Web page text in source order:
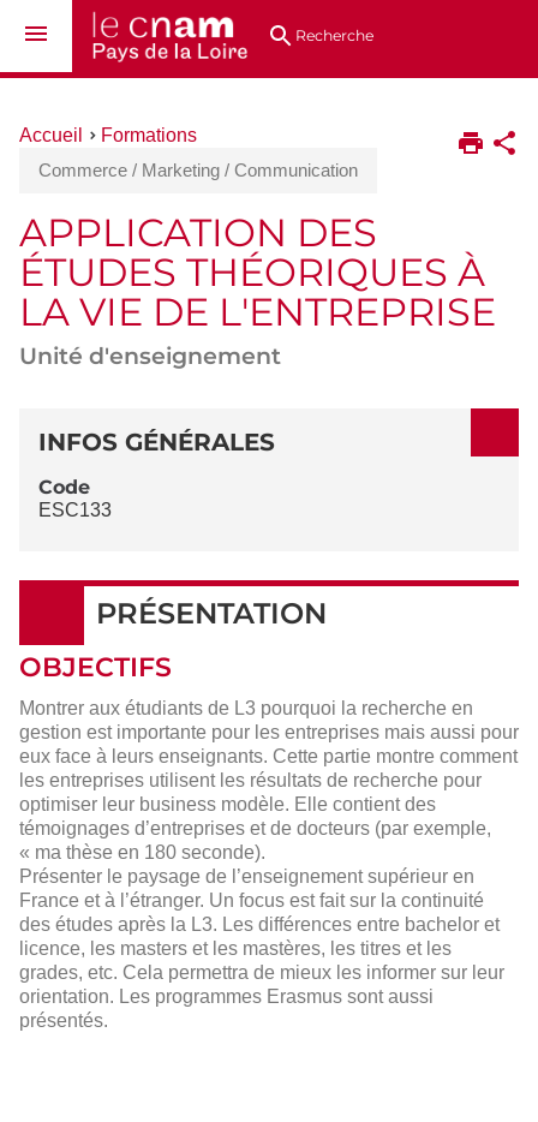
au
directsRecherche
Vous
ici :
Accueil
Formations
Commerce / Marketing / Communication
APPLICATION DES
ÉTUDES THÉORIQUES À
LA VIE DE L'ENTREPRISE
Unité d'enseignement
DÉTAILS
INFOS GÉNÉRALES
Code
ESC133
PRÉSENTATION
OBJECTIFS
Montrer aux étudiants de L3 pourquoi la recherche en
gestion est importante pour les entreprises mais aussi pour
eux face à leurs enseignants. Cette partie montre comment
les entreprises utilisent les résultats de recherche pour
optimiser leur business modèle. Elle contient des
témoignages d’entreprises et de docteurs (par exemple,
« ma thèse en 180 seconde).
Présenter le paysage de l’enseignement supérieur en
France et à l’étranger. Un focus est fait sur la continuité
des études après la L3. Les différences entre bachelor et
licence, les masters et les mastères, les titres et les
grades, etc. Cela permettra de mieux les informer sur leur
orientation. Les programmes Erasmus sont aussi
présentés.